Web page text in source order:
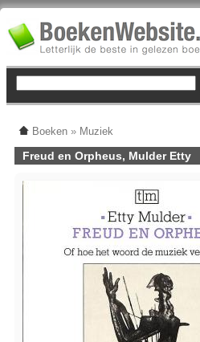
Boeken » Muziek
Freud en Orpheus, Mulder Etty